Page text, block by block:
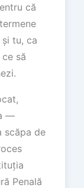
că
tu, ca
să
—
scăpa de
Penală